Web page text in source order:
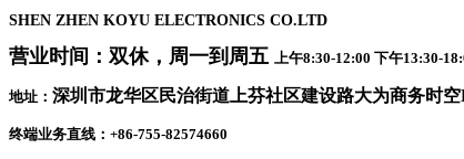
SHEN ZHEN KOYU ELECTRONICS CO.LTD
营业时间：双休，周一到周五 上午8:30-12:00 下午13:30-
地址： 深圳市龙华区民治街道上芬社区建设路大为商务时空
终端业务直线：+86-755-82574660